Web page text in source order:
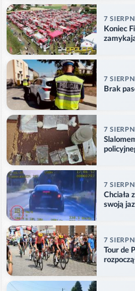
7
Koniec
7
Brak
7
7
Chciała
swoją
7
Tour de